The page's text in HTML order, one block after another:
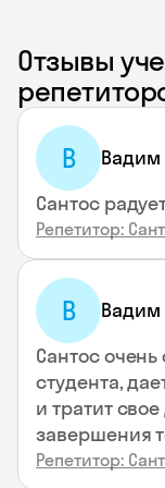
Отзывы
В Вадим
Сантос
Репетитор:
В Вадим
Сантос
студента,
и тратит
завершения
Репетитор: